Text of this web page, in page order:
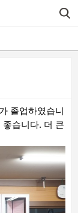
졸업하였습니
습니다. 더 큰